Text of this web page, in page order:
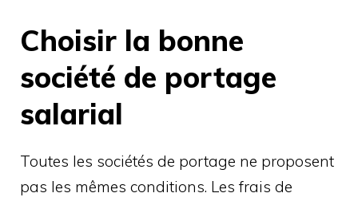
Choisir la bonne
société de portage
salarial
Toutes les sociétés de portage ne proposent
pas les mêmes conditions. Les frais de